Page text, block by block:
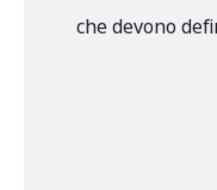
che devono